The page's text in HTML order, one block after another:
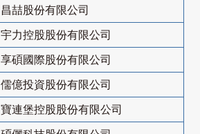
昌喆股份有限公司
宇力控股股份有限公司
享碩國際股份有限公司
儒億投資股份有限公司
寶連堡控股股份有限公司